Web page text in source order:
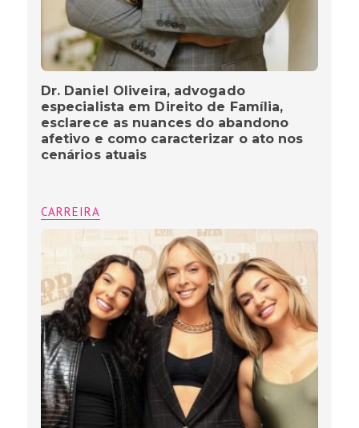
Dr. Daniel Oliveira, advogado
especialista em Direito de Família,
esclarece as nuances do abandono
afetivo e como caracterizar o ato nos
cenários atuais
CARREIRA